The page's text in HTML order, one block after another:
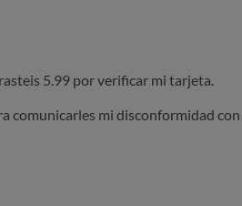
5.99 por verificar mi tarjeta.
comunicarles mi disconformidad con